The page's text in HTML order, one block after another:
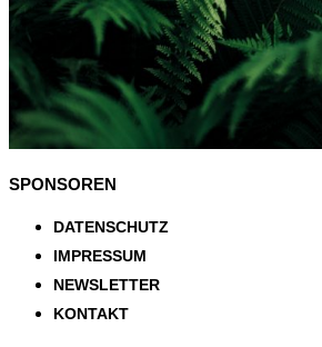
SPONSOREN
DATENSCHUTZ
IMPRESSUM
NEWSLETTER
KONTAKT